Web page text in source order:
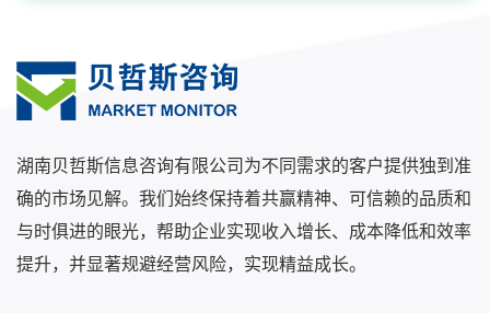
湖南贝哲斯信息咨询有限公司为不同需求的客户提供独到准
确的市场见解。我们始终保持着共赢精神、可信赖的品质和
与时俱进的眼光，帮助企业实现收入增长、成本降低和效率
提升，并显著规避经营风险，实现精益成长。